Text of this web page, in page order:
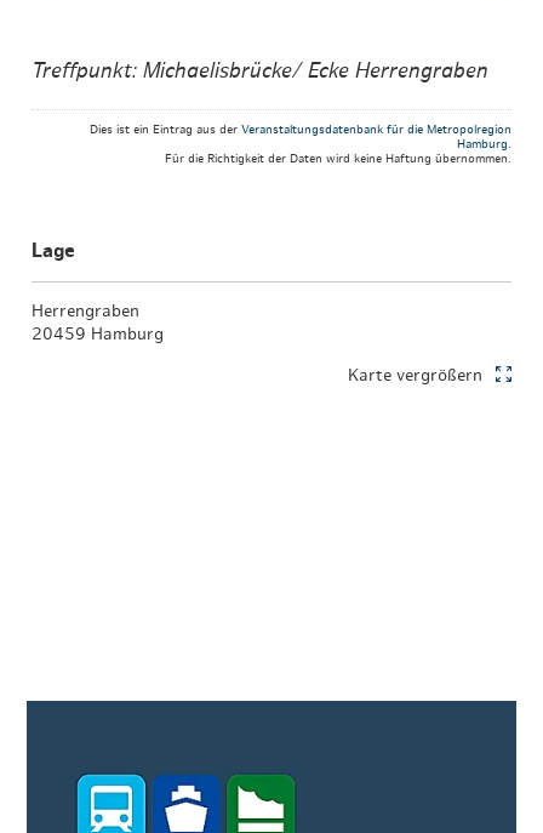
Treffpunkt: Michaelisbrücke/ Ecke Herrengraben
Dies ist ein Eintrag aus der Veranstaltungsdatenbank für die Metropolregion
Hamburg.
Für die Richtigkeit der Daten wird keine Haftung übernommen.
Lage
Herrengraben
20459 Hamburg
Karte vergrößern